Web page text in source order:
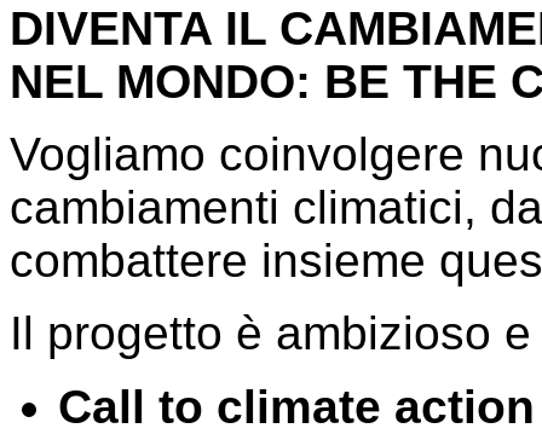
DIVENTA IL
NEL MONDO: BE THE
Vogliamo coinvolgere
cambiamenti climatici,
combattere insieme
Il progetto è ambizioso
Call to climate action